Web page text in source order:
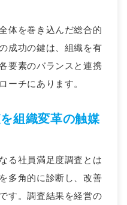
体を巻き込んだ総合的
成功の鍵は、組織を有
要素のバランスと連携
ーチにあります。
組織変革の触媒
る社員満足度調査とは
多角的に診断し、改善
す。調査結果を経営の